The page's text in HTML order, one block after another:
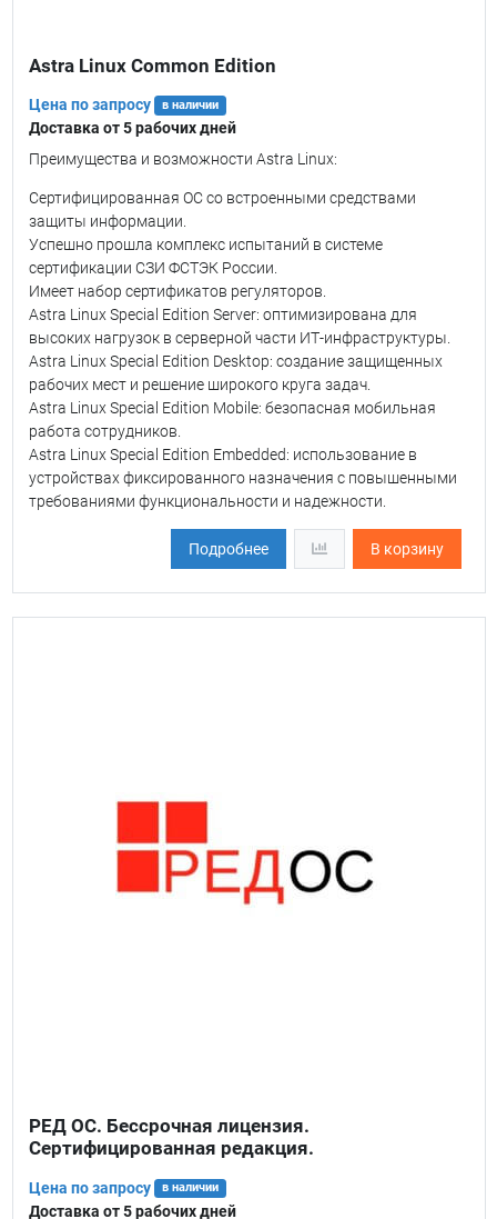
Astra Linux Common Edition
Цена по запросу в наличии
Доставка от 5 рабочих дней
Преимущества и возможности Astra Linux:
Сертифицированная ОС со встроенными средствами
защиты информации.
Успешно прошла комплекс испытаний в системе
сертификации СЗИ ФСТЭК России.
Имеет набор сертификатов регуляторов.
Astra Linux Special Edition Server: оптимизирована для
высоких нагрузок в серверной части ИТ-инфраструктуры.
Astra Linux Special Edition Desktop: создание защищенных
рабочих мест и решение широкого круга задач.
Astra Linux Special Edition Mobile: безопасная мобильная
работа сотрудников.
Astra Linux Special Edition Embedded: использование в
устройствах фиксированного назначения с повышенными
требованиями функциональности и надежности.
Подробнее В корзину
РЕД ОС. Бессрочная лицензия.
Сертифицированная редакция.
Цена по запросу в наличии
Доставка от 5 рабочих дней